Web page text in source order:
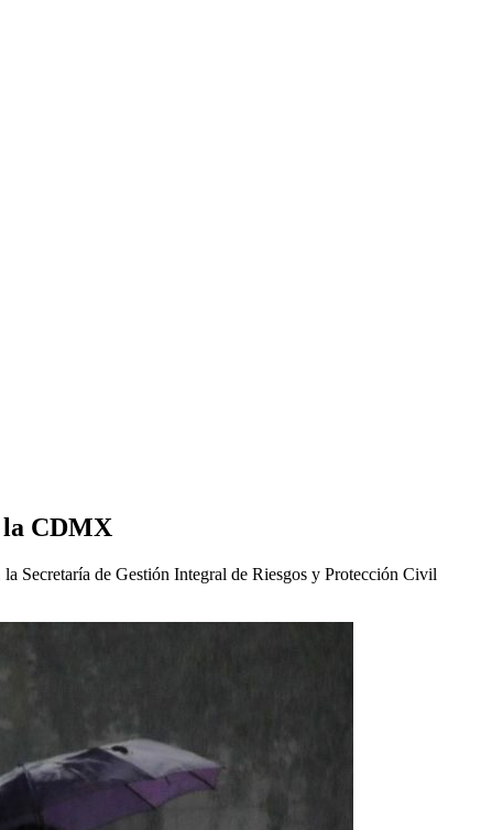
la CDMX
Secretaría de Gestión Integral de Riesgos y Protección Civil